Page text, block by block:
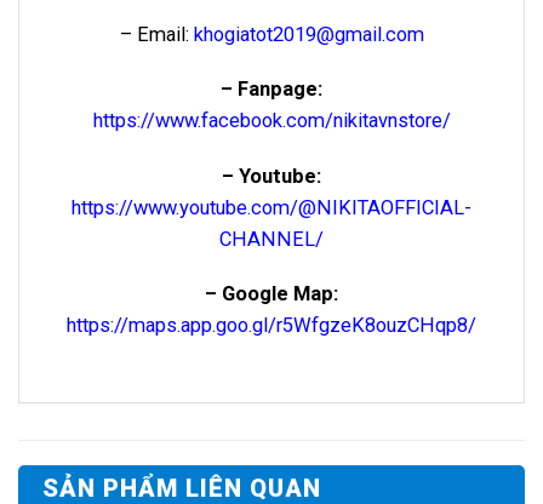
– Email: khogiatot2019@gmail.com
– Fanpage:
https://www.facebook.com/nikitavnstore/
– Youtube:
https://www.youtube.com/@NIKITAOFFICIAL-
CHANNEL/
– Google Map:
https://maps.app.goo.gl/r5WfgzeK8ouzCHqp8/
SẢN PHẨM LIÊN QUAN